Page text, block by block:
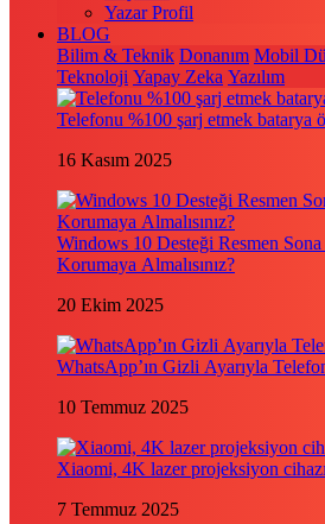
Yazar Profil
BLOG
Bilim & Teknik Donanım Mobil
Teknoloji Yapay Zeka Yazılım
Telefonu %100 şarj etmek batarya
16 Kasım 2025
Windows 10 Desteği Resmen Sona
Korumaya Almalısınız?
20 Ekim 2025
WhatsApp’ın Gizli Ayarıyla
10 Temmuz 2025
Xiaomi, 4K lazer projeksiyon
7 Temmuz 2025